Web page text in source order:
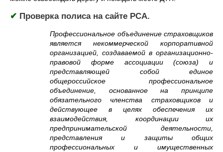
✔ Проверка полиса на сайте РСА.
Профессиональное объединение страховщиков
является некоммерческой корпоративной
организацией, создаваемой в организационно-
правовой форме ассоциации (союза) и
представляющей собой единое
общероссийское профессиональное
объединение, основанное на принципе
обязательного членства страховщиков и
действующее в целях обеспечения их
взаимодействия, координации их
предпринимательской деятельности,
представления и защиты общих
профессиональных и имущественных